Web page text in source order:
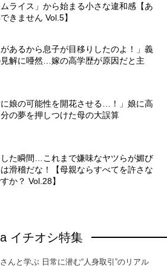
ライス」から始まる小さな違和感【あ
きません Vol.5】
があるから息子が目移りしたのよ！」義
解に唖然…嫁の高学歴が原因だと主
に娘の可能性を開花させる…！」娘に高
の夢を押しつけた母の大誤算
た瞬間…これまで嫌味なヤツらが媚び
滑稽だな！【母親ならすべてを許さな
か？ Vol.28】
イチオシ特集
んと学ぶ 日常に潜む“人身取引”のリアル